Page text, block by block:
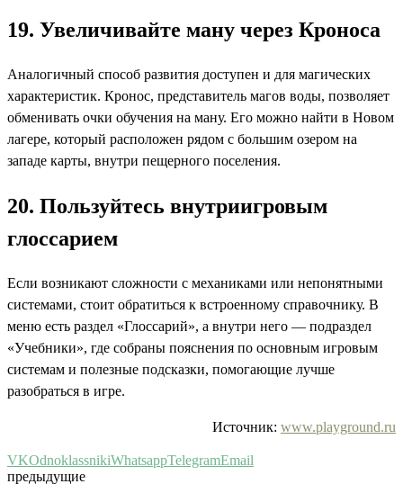
19. Увеличивайте ману через Кроноса
Аналогичный способ развития доступен и для магических
характеристик. Кронос, представитель магов воды, позволяет
обменивать очки обучения на ману. Его можно найти в Новом
лагере, который расположен рядом с большим озером на
западе карты, внутри пещерного поселения.
20. Пользуйтесь внутриигровым
глоссарием
Если возникают сложности с механиками или непонятными
системами, стоит обратиться к встроенному справочнику. В
меню есть раздел «Глоссарий», а внутри него — подраздел
«Учебники», где собраны пояснения по основным игровым
системам и полезные подсказки, помогающие лучше
разобраться в игре.
Источник: www.playground.ru
VKOdnoklassnikiWhatsappTelegramEmail
предыдущие